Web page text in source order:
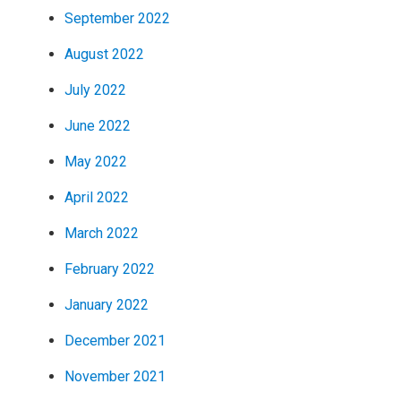
September 2022
August 2022
July 2022
June 2022
May 2022
April 2022
March 2022
February 2022
January 2022
December 2021
November 2021